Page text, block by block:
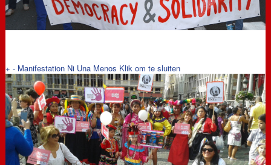
+ - Manifestation Ni Una Menos Klik om te sluiten